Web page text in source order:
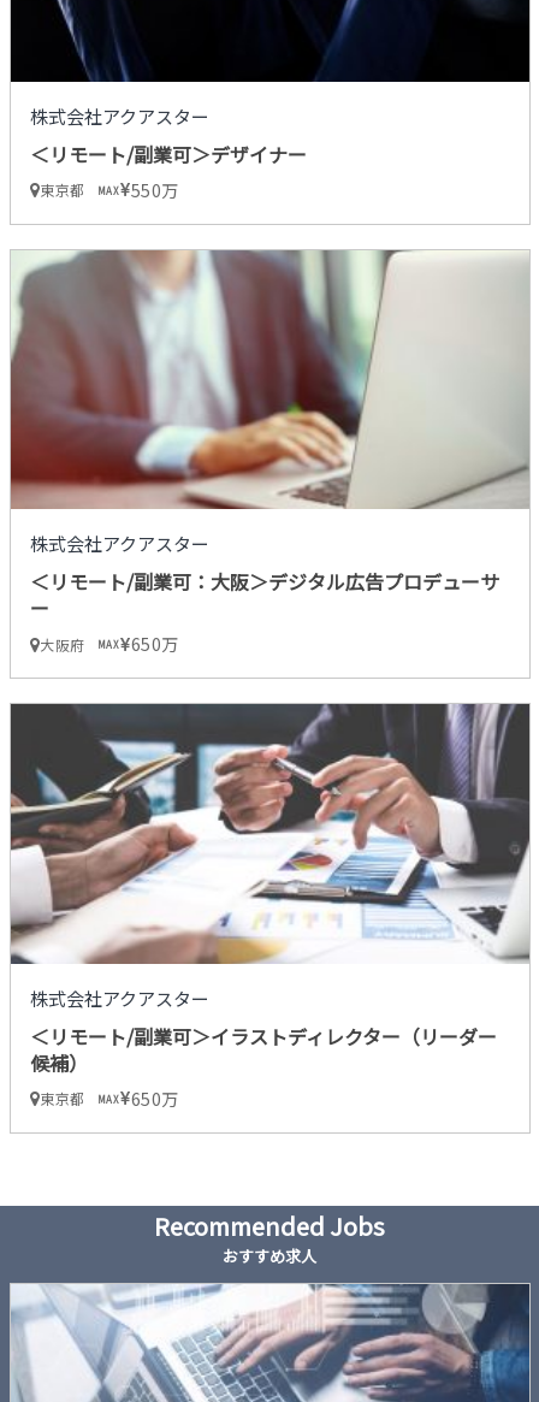
株式会社アクアスター
＜リモート/副業可＞デザイナー
東京都 MAX 550万
株式会社アクアスター
＜リモート/副業可：大阪＞デジタル広告プロデューサ
ー
大阪府 MAX 650万
株式会社アクアスター
＜リモート/副業可＞イラストディレクター（リーダー
候補）
東京都 MAX 650万
Recommended Jobs
おすすめ求人